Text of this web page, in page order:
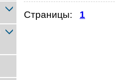
Страницы: 1